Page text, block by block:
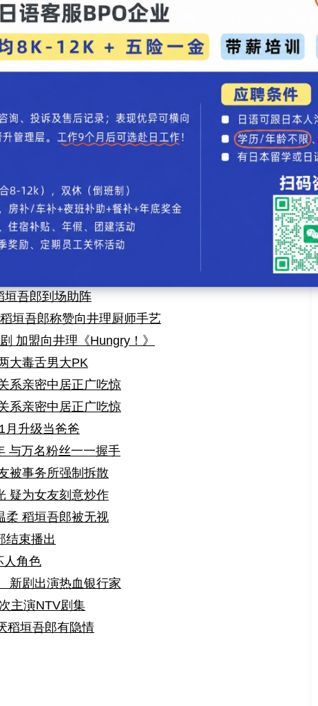
子高桥一生合演圣诞SP 打造经典恋爱剧
论】【加入收藏】【告诉好友】【打印此文】【关闭窗口】
结束 解散后再“分裂”
中谷美纪加盟出演
实》 饰被出轨丈夫
影 与吉田羊合演夫妇
Akira学跳舞
明星差评引争议
野美穗刺激
内幕
垣吾郎到场助阵
垣吾郎称赞向井理厨师手艺
加盟向井理《Hungry！》
大毒舌男大PK
系亲密中居正广吃惊
系亲密中居正广吃惊
月升级当爸爸
与万名粉丝一一握手
被事务所强制拆散
疑为女友刻意炒作
柔 稻垣吾郎被无视
结束播出
人角色
新剧出演热血银行家
主演NTV剧集
稻垣吾郎有隐情